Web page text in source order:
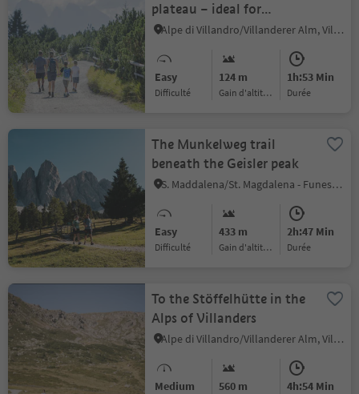
plateau – ideal for
families.
Alpe di Villandro/Villanderer Alm, Villanders/Villandro, Brixen/Bressanone and environs
Easy
Difficulté
124 m
Gain d'altitude
1h:53 Min
durée
The Munkelweg trail
beneath the Geisler peak
S. Maddalena/St. Magdalena - Funes/Villnöss, Villnöss/Funes, Brixen/Bressanone and environs
Easy
Difficulté
433 m
Gain d'altitude
2h:47 Min
durée
To the Stöffelhütte in the
Alps of Villanders
Alpe di Villandro/Villanderer Alm, Villanders/Villandro, Brixen/Bressanone and environs
Medium 560 m 4h:54 Min